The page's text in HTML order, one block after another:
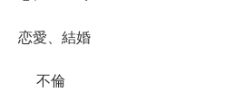
恋愛、結婚
不倫